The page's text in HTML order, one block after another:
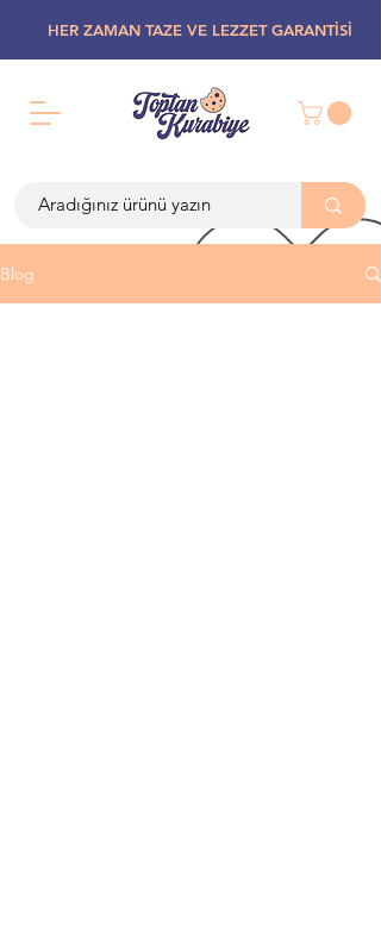
HER ZAMAN TAZE VE LEZZET GARANTİSİ
Blog